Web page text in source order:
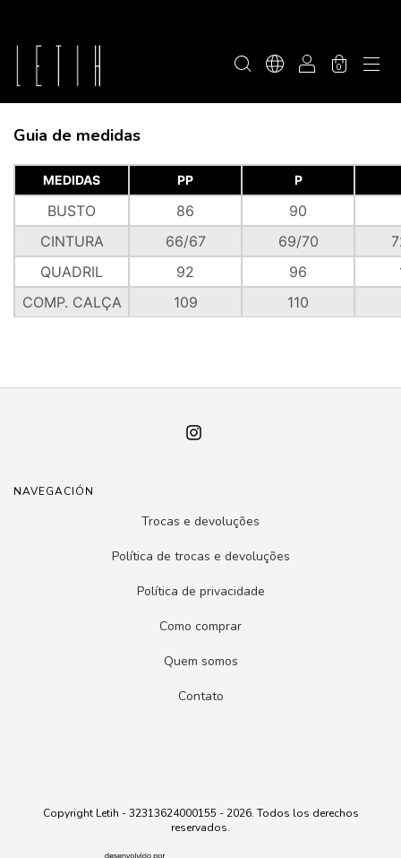
0
Guia de medidas
MEDIDAS PP P
BUSTO 86
90
CINTURA
66/67 69/70
QUADRIL
92 96
COMP. CALÇA
109 110
NAVEGACIÓN
Trocas e devoluções
Política de trocas e devoluções
Política de privacidade
Como comprar
Quem somos
Contato
Copyright Letih - 32313624000155 - 2026. Todos los derechos
reservados.